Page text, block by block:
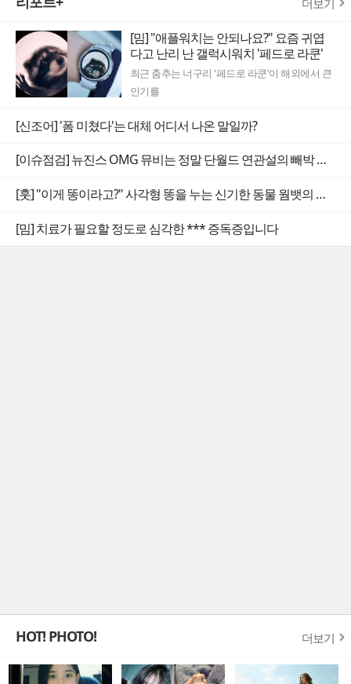
[밈] "애플워치는 안되나요?" 요즘 귀엽
다고 난리 난 갤럭시워치 '페드로 라쿤'
최근 춤추는 너구리 '페드로 라쿤'이 해외에서 큰
인기를
[신조어] '폼 미쳤다'는 대체 어디서 나온 말일까?
[이슈점검] 뉴진스 OMG 뮤비는 정말 단월드 연관설의 빼박 증거일까
[훗] "이게 똥이라고?" 사각형 똥을 누는 신기한 동물 웜뱃의 비밀
[밈] 치료가 필요할 정도로 심각한 *** 증독증입니다
HOT! PHOTO! 더보기